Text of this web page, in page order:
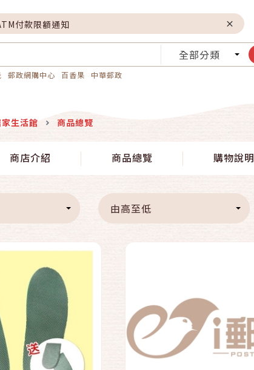
付款限額通知
全部分類
郵政網購中心 百香果 中華郵政
生活館 商品總覽
商店介紹 商品總覽 購物說明
由高至低